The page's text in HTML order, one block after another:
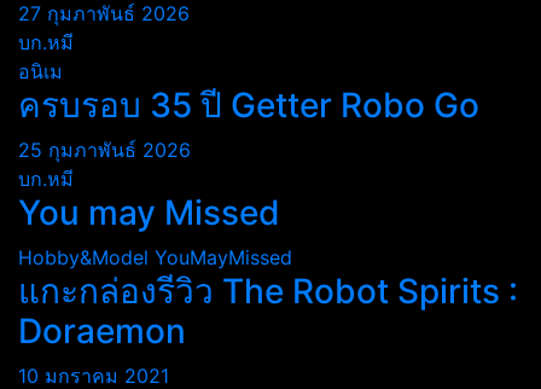
27 กุมภาพันธ์ 2026
บก.หมี
อนิเม
ครบรอบ 35 ปี Getter Robo Go
25 กุมภาพันธ์ 2026
บก.หมี
You may Missed
Hobby&Model YouMayMissed
แกะกล่องรีวิว The Robot Spirits :
Doraemon
10 มกราคม 2021